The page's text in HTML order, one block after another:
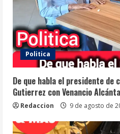
Politica
De que habla el presidente de
Gutierrez con Venancio
Redaccion 9 de agosto de